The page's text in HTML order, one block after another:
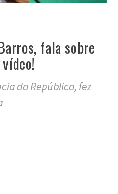
fala sobre
da República, fez